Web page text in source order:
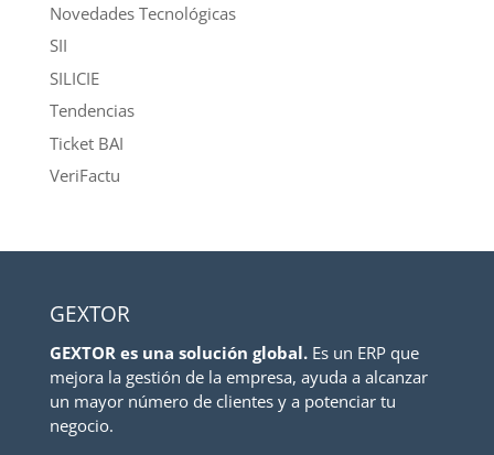
Novedades Tecnológicas
SII
SILICIE
Tendencias
Ticket BAI
VeriFactu
GEXTOR
GEXTOR es una solución global.Es un ERP que
mejora la gestión de la empresa, ayuda a alcanzar
un mayor número de clientes y a potenciar tu
negocio.